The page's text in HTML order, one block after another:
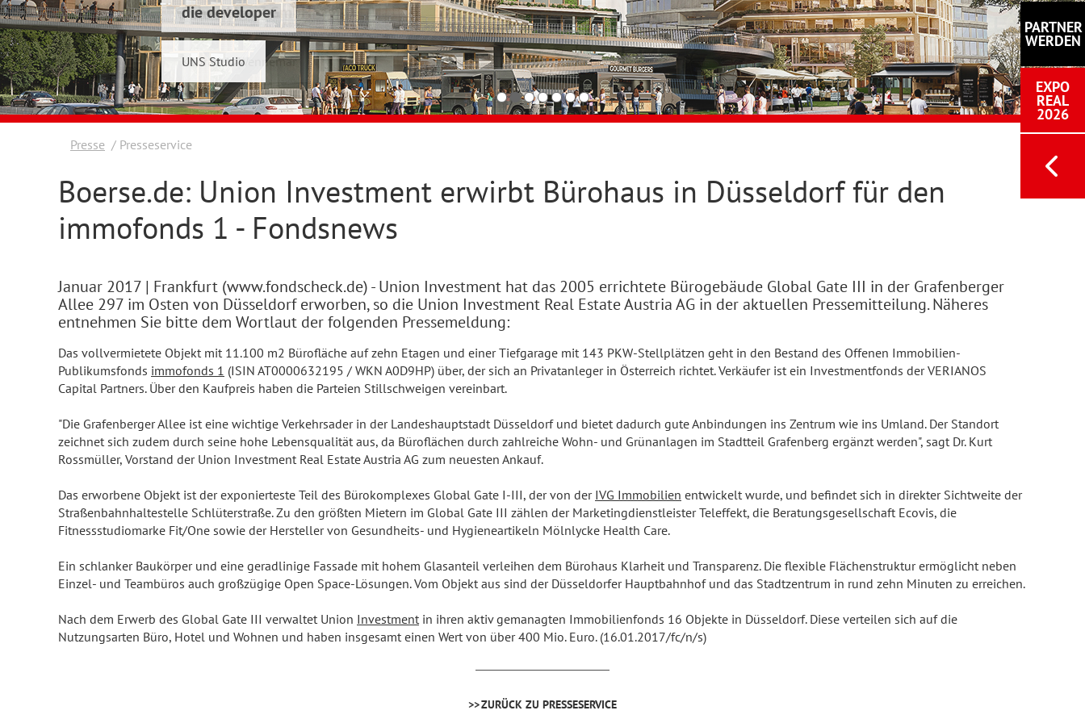
PARTNER
WERDEN
EXPO
REAL
2026
die developer
UNS Studio
Schwelmer7 GmbH
Konrad & Wennemar
Presse Presseservice
Boerse.de: Union Investment erwirbt Bürohaus in Düsseldorf für den
immofonds 1 - Fondsnews
Januar 2017 | Frankfurt (www.fondscheck.de) - Union Investment hat das 2005 errichtete Bürogebäude Global Gate III in der Grafenberger
Allee 297 im Osten von Düsseldorf erworben, so die Union Investment Real Estate Austria AG in der aktuellen Pressemitteilung. Näheres
entnehmen Sie bitte dem Wortlaut der folgenden Pressemeldung:
Das vollvermietete Objekt mit 11.100 m2 Bürofläche auf zehn Etagen und einer Tiefgarage mit 143 PKW-Stellplätzen geht in den Bestand des Offenen Immobilien-
Publikumsfonds immofonds 1 (ISIN AT0000632195 / WKN A0D9HP) über, der sich an Privatanleger in Österreich richtet. Verkäufer ist ein Investmentfonds der VERIANOS
Capital Partners. Über den Kaufpreis haben die Parteien Stillschweigen vereinbart.
"Die Grafenberger Allee ist eine wichtige Verkehrsader in der Landeshauptstadt Düsseldorf und bietet dadurch gute Anbindungen ins Zentrum wie ins Umland. Der Standort
zeichnet sich zudem durch seine hohe Lebensqualität aus, da Büroflächen durch zahlreiche Wohn- und Grünanlagen im Stadtteil Grafenberg ergänzt werden", sagt Dr. Kurt
Rossmüller, Vorstand der Union Investment Real Estate Austria AG zum neuesten Ankauf.
Das erworbene Objekt ist der exponierteste Teil des Bürokomplexes Global Gate I-III, der von der IVG Immobilien entwickelt wurde, und befindet sich in direkter Sichtweite der
Straßenbahnhaltestelle Schlüterstraße. Zu den größten Mietern im Global Gate III zählen der Marketingdienstleister Teleffekt, die Beratungsgesellschaft Ecovis, die
Fitnessstudiomarke Fit/One sowie der Hersteller von Gesundheits- und Hygieneartikeln Mölnlycke Health Care.
Ein schlanker Baukörper und eine geradlinige Fassade mit hohem Glasanteil verleihen dem Bürohaus Klarheit und Transparenz. Die flexible Flächenstruktur ermöglicht neben
Einzel- und Teambüros auch großzügige Open Space-Lösungen. Vom Objekt aus sind der Düsseldorfer Hauptbahnhof und das Stadtzentrum in rund zehn Minuten zu erreichen.
Nach dem Erwerb des Global Gate III verwaltet Union Investment in ihren aktiv gemanagten Immobilienfonds 16 Objekte in Düsseldorf. Diese verteilen sich auf die
Nutzungsarten Büro, Hotel und Wohnen und haben insgesamt einen Wert von über 400 Mio. Euro. (16.01.2017/fc/n/s)
ZURÜCK ZU PRESSESERVICE